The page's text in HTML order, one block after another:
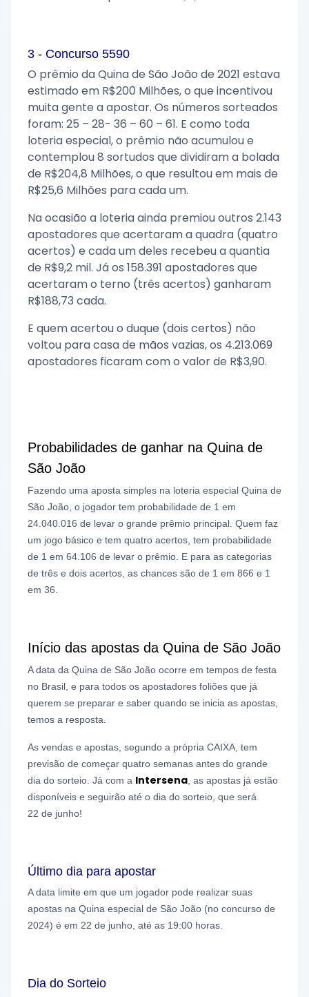
3 - Concurso 5590
O prêmio da Quina de São João de 2021 estava
estimado em R$200 Milhões, o que incentivou
muita gente a apostar. Os números sorteados
foram: 25 – 28- 36 – 60 – 61. E como toda
loteria especial, o prêmio não acumulou e
contemplou 8 sortudos que dividiram a bolada
de R$204,8 Milhões, o que resultou em mais de
R$25,6 Milhões para cada um.
Na ocasião a loteria ainda premiou outros 2.143
apostadores que acertaram a quadra (quatro
acertos) e cada um deles recebeu a quantia
de R$9,2 mil. Já os 158.391 apostadores que
acertaram o terno (três acertos) ganharam
R$188,73 cada.
E quem acertou o duque (dois certos) não
voltou para casa de mãos vazias, os 4.213.069
apostadores ficaram com o valor de R$3,90.
Probabilidades de ganhar na Quina de
São João
Fazendo uma aposta simples na loteria especial Quina de
São João, o jogador tem probabilidade de 1 em
24.040.016 de levar o grande prêmio principal. Quem faz
um jogo básico e tem quatro acertos, tem probabilidade
de 1 em 64.106 de levar o prêmio. E para as categorias
de três e dois acertos, as chances são de 1 em 866 e 1
em 36.
Início das apostas da Quina de São João
A data da Quina de São João ocorre em tempos de festa
no Brasil, e para todos os apostadores foliões que já
querem se preparar e saber quando se inicia as apostas,
temos a resposta.
As vendas e apostas, segundo a própria CAIXA, tem
previsão de começar quatro semanas antes do grande
dia do sorteio. Já com a Intersena , as apostas já estão
disponíveis e seguirão até o dia do sorteio, que será
22 de junho!
Último dia para apostar
A data limite em que um jogador pode realizar suas
apostas na Quina especial de São João (no concurso de
2024) é em 22 de junho, até as 19:00 horas.
Dia do Sorteio